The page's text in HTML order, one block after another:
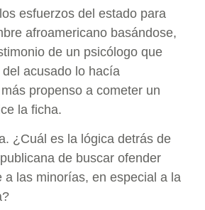
esfuerzos del estado para
afroamericano basándose,
de un psicólogo que
acusado lo hacía
propenso a cometer un
la ficha.
¿Cuál es la lógica detrás de
de buscar ofender
a las minorías, en especial a la